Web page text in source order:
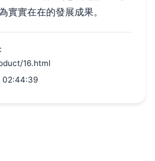
實實在在的發展成果。
16.html
02:44:39